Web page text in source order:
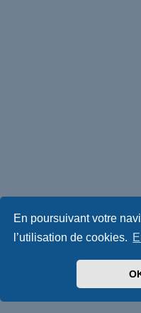
En poursuivant votre
l’utilisation de cookies.